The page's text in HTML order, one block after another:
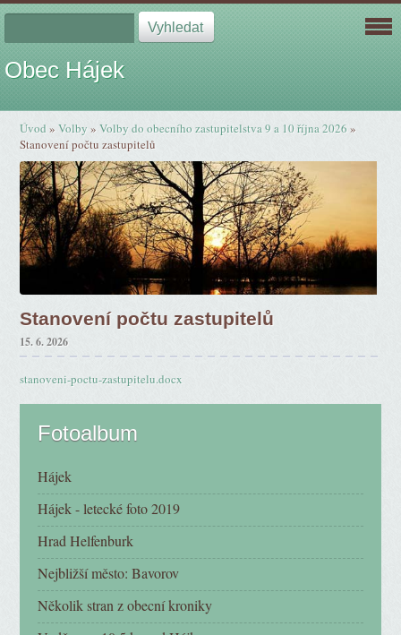
Obec Hájek
Úvod »Volby »Volby do obecního zastupitelstva 9 a 10 října 2026 »
Stanovení počtu zastupitelů
Stanovení počtu zastupitelů
15. 6. 2026
stanoveni-poctu-zastupitelu.docx
Fotoalbum
Hájek
Hájek - letecké foto 2019
Hrad Helfenburk
Nejbližší město: Bavorov
Několik stran z obecní kroniky